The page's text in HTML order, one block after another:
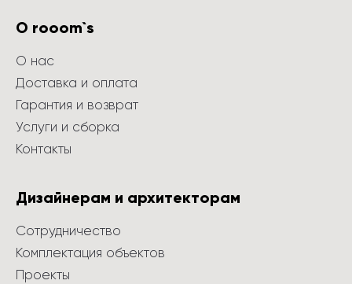
О rooom`s
О нас
Доставка и оплата
Гарантия и возврат
Услуги и сборка
Контакты
Дизайнерам и архитекторам
Сотрудничество
Комплектация объектов
Проекты